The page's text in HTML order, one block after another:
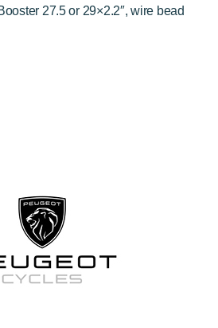
27.5 or 29×2.2″, wire bead